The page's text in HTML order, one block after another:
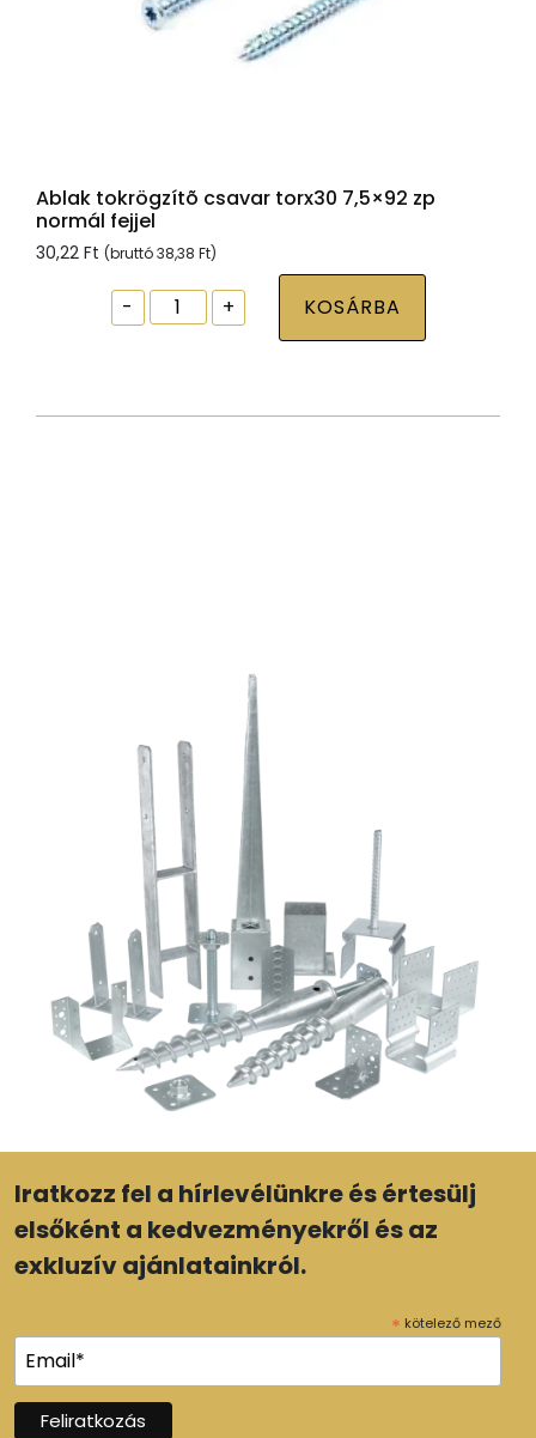
Ablak tokrögzítõ csavar torx30 7,5×92 zp
normál fejjel
30,22 Ft (bruttó38,38 Ft)
-
Ablak
tokrögzítõ
7,5x92
+ KOSÁRBA
Iratkozz fel a hírlevélünkre és értesülj
elsőként a kedvezményekről és az
exkluzív ajánlatainkról.
* kötelező mező